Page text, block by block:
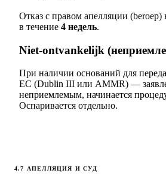
Отказ с правом апелляции (beroep)
в течение 4 недель.
Niet-ontvankelijk
При наличии оснований для
ЕС (Dublin III или AMMR) —
неприемлемым, начинается
Оспаривается отдельно.
4.7 АПЕЛЛЯЦИЯ И СУД